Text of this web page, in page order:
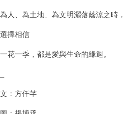
為人、為土地、為文明灑落蔭涼之時，
選擇相信
一花一季，都是愛與生命的緣迴。
文：方仟芊